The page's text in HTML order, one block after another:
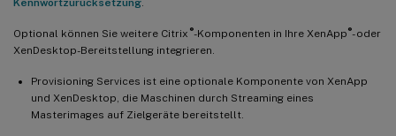
Optional können Sie weitere Citrix ®-Komponenten in Ihre XenApp ®- oder
XenDesktop-Bereitstellung integrieren.
Provisioning Services ist eine optionale Komponente von XenApp
und XenDesktop, die Maschinen durch Streaming eines
Masterimages auf Zielgeräte bereitstellt.